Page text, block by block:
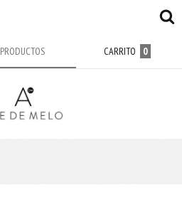
PRODUCTOS CARRITO 0